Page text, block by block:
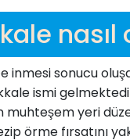
nasıl
inmesi sonucu
ismi
muhteşem yeri
örme fırsatını